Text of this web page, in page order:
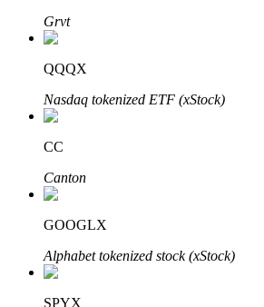
พันธมิตร Bitrue
Grvt
QQQX
Nasdaq tokenized ETF (xStock)
CC
Canton
GOOGLX
Alphabet tokenized stock (xStock)
SPYX